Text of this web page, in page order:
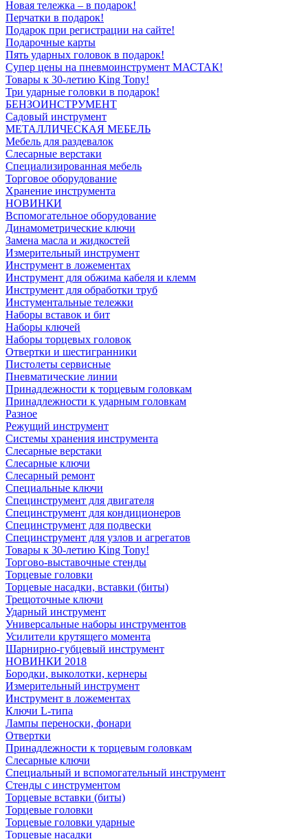
Новая тележка – в подарок!
Перчатки в подарок!
Подарок при регистрации на сайте!
Подарочные карты
Пять ударных головок в подарок!
Супер цены на пневмоинструмент МАСТАК!
Товары к 30-летию King Tony!
Три ударные головки в подарок!
БЕНЗОИНСТРУМЕНТ
Садовый инструмент
МЕТАЛЛИЧЕСКАЯ МЕБЕЛЬ
Мебель для раздевалок
Слесарные верстаки
Специализированная мебель
Торговое оборудование
Хранение инструмента
НОВИНКИ
Вспомогательное оборудование
Динамометрические ключи
Замена масла и жидкостей
Измерительный инструмент
Инструмент в ложементах
Инструмент для обжима кабеля и клемм
Инструмент для обработки труб
Инстументальные тележки
Наборы вставок и бит
Наборы ключей
Наборы торцевых головок
Отвертки и шестигранники
Пистолеты сервисные
Пневматические линии
Принадлежности к торцевым головкам
Принадлежности к ударным головкам
Разное
Режущий инструмент
Системы хранения инструмента
Слесарные верстаки
Слесарные ключи
Слесарный ремонт
Специальные ключи
Специнструмент для двигателя
Специнструмент для кондиционеров
Специнструмент для подвески
Специнструмент для узлов и агрегатов
Товары к 30-летию King Tony!
Торгово-выставочные стенды
Торцевые головки
Торцевые насадки, вставки (биты)
Трещоточные ключи
Ударный инструмент
Универсальные наборы инструментов
Усилители крутящего момента
Шарнирно-губцевый инструмент
НОВИНКИ 2018
Бородки, выколотки, кернеры
Измерительный инструмент
Инструмент в ложементах
Ключи L-типа
Лампы переноски, фонари
Отвертки
Принадлежности к торцевым головкам
Слесарные ключи
Специальный и вспомогательный инструмент
Стенды с инструментом
Торцевые вставки (биты)
Торцевые головки
Торцевые головки ударные
Торцевые насадки